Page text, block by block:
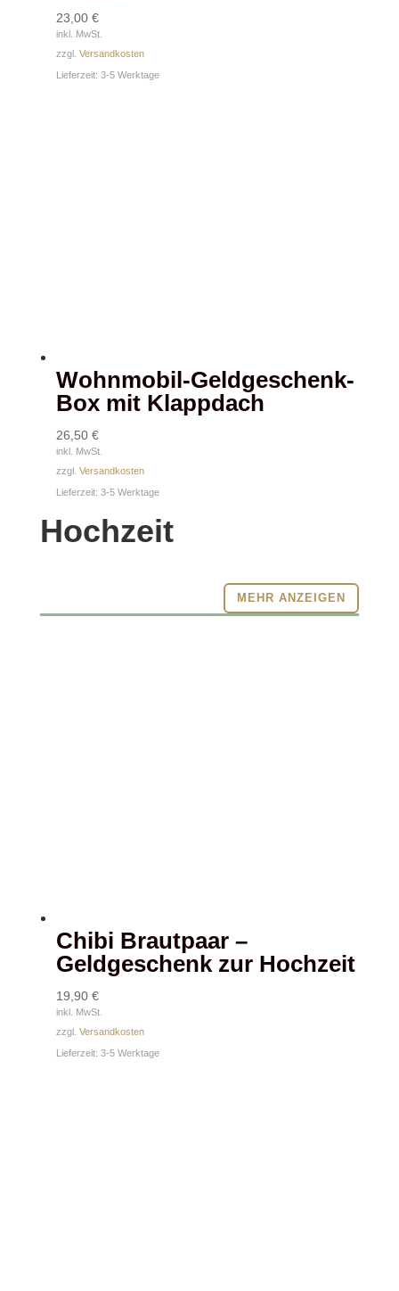
23,00 €
inkl. MwSt.
zzgl. Versandkosten
Lieferzeit: 3-5 Werktage
Wohnmobil-Geldgeschenk-
Box mit Klappdach
26,50 €
inkl. MwSt.
zzgl. Versandkosten
Lieferzeit: 3-5 Werktage
Hochzeit
MEHR ANZEIGEN
Chibi Brautpaar –
Geldgeschenk zur Hochzeit
19,90 €
inkl. MwSt.
zzgl. Versandkosten
Lieferzeit: 3-5 Werktage